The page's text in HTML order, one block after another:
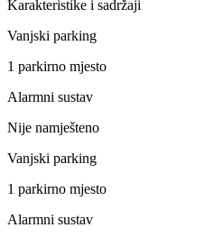
Karakteristike i sadržaji
Vanjski parking
1 parkirno mjesto
Alarmni sustav
Nije namješteno
Vanjski parking
1 parkirno mjesto
Alarmni sustav